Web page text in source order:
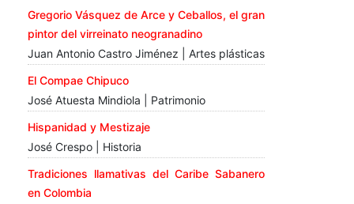
Gregorio Vásquez de Arce y Ceballos, el gran
pintor del virreinato neogranadino
Juan Antonio Castro Jiménez | Artes plásticas
El Compae Chipuco
José Atuesta Mindiola | Patrimonio
Hispanidad y Mestizaje
José Crespo | Historia
Tradiciones llamativas del Caribe Sabanero
en Colombia